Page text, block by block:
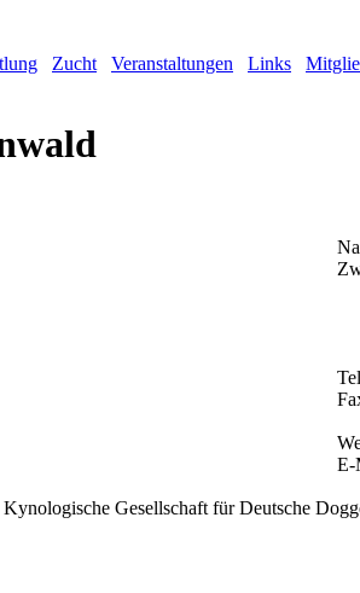
Zucht Veranstaltungen Links
E-
Gesellschaft für Deutsche